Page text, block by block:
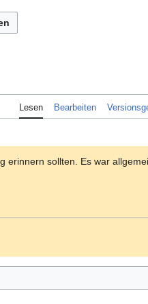
Lesen Bearbeiten
erinnern sollten. Es war